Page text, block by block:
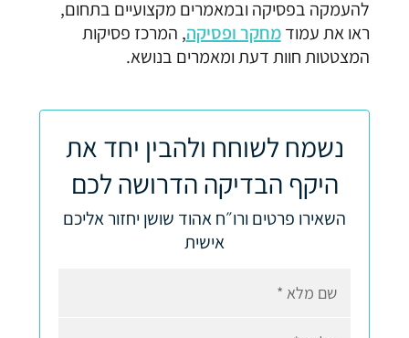
להעמקה בפסיקה ובמאמרים מקצועיים בתחום,
ראו את עמודמחקר ופסיקה, המרכז פסיקות
המצטטות חוות דעת ומאמרים בנושא.
נשמח לשוחח ולהבין יחד את
היקף הבדיקה הדרושה לכם
השאירו פרטים ורו״ח אהוד שושן יחזור אליכם
אישית